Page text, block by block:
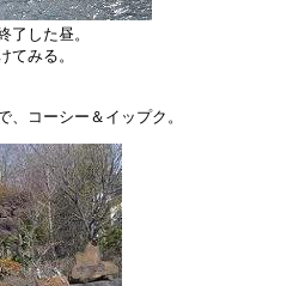
了した昼。
てみる。